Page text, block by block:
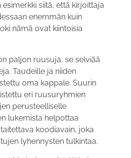
siitä, että kirjoittaja
enemmän kuin
nämä ovat kiintoisia
paljon ruusuja, se selviää
Taudeille ja niiden
oma kappale. Suurin
eri ruusuryhmien
perusteelliselle
lukemista hel­pottaa
koodiavain, joka
lyhennysten tulkintaa.